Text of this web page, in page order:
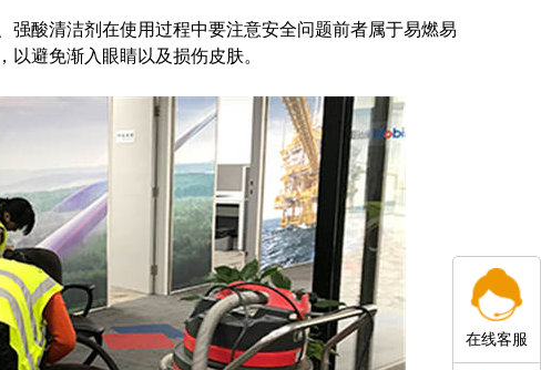
强酸清洁剂在使用过程中要注意安全问题前者属于易燃易
避免渐入眼睛以及损伤皮肤。
在线客服